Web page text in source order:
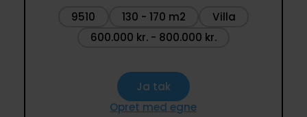
9510 130 - 170 m2
Villa
600.000 kr. - 800.000 kr.
Ja tak
Opret med egne